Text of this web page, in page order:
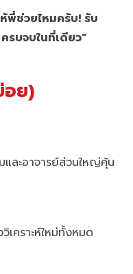
พี่ช่วยไหมครับ! รับ
รบจบในที่เดียว”
อย)
และอาจารย์ส่วนใหญ่คุ้น
เคราะห์ใหม่ทั้งหมด